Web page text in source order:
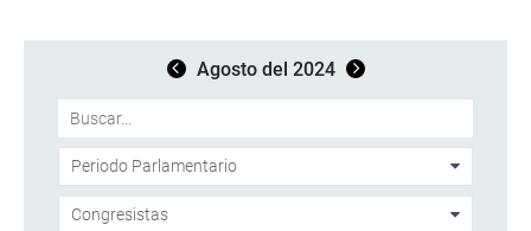
Agosto del 2024